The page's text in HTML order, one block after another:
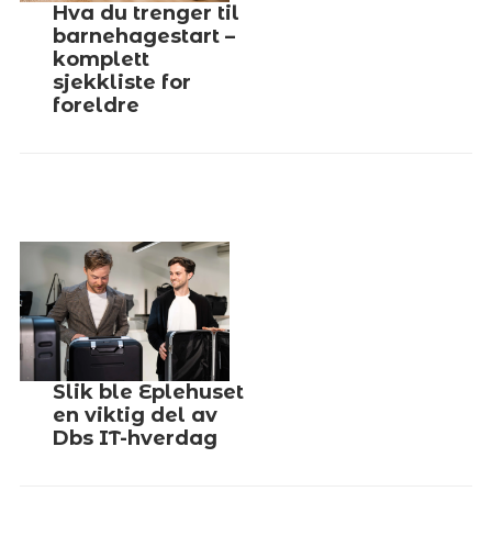
Hva du trenger til
barnehagestart –
komplett
sjekkliste for
foreldre
Slik ble Eplehuset
en viktig del av
Dbs IT-hverdag